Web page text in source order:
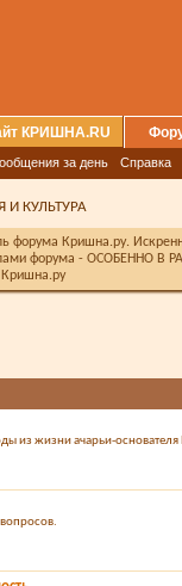
КРИШНА.RU
за день Справка
КУЛЬТУРА
Кришна.ру.
форума - ОСОБЕННО В
из жизни ачарьи-